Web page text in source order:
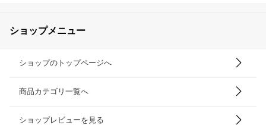
ショップメニュー
ショップのトップページへ
商品カテゴリ一覧へ
ショップレビューを見る